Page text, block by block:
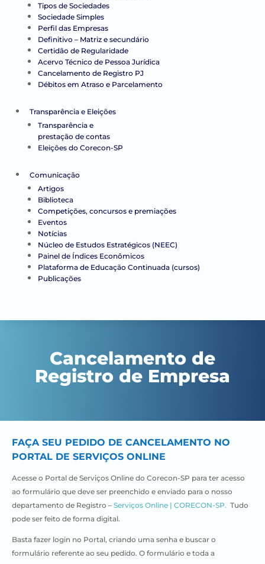
Tipos de Sociedades
Sociedade Simples
Perfil das Empresas
Definitivo – Matriz e secundário
Certidão de Regularidade
Acervo Técnico de Pessoa Jurídica
Cancelamento de Registro PJ
Débitos em Atraso e Parcelamento
Transparência e Eleições
Transparência e
prestação de contas
Eleições do Corecon-SP
Comunicação
Artigos
Biblioteca
Competições, concursos e premiações
Eventos
Notícias
Núcleo de Estudos Estratégicos (NEEC)
Painel de Índices Econômicos
Plataforma de Educação Continuada (cursos)
Publicações
Cancelamento de
Registro de Empresa
FAÇA SEU PEDIDO DE CANCELAMENTO NO
PORTAL DE SERVIÇOS ONLINE
Acesse o Portal de Serviços Online do Corecon-SP para ter acesso
ao formulário que deve ser preenchido e enviado para o nosso
departamento de Registro – Serviços Online | CORECON-SP. Tudo
pode ser feito de forma digital.
Basta fazer login no Portal, criando uma senha e buscar o
formulário referente ao seu pedido. O formulário e toda a